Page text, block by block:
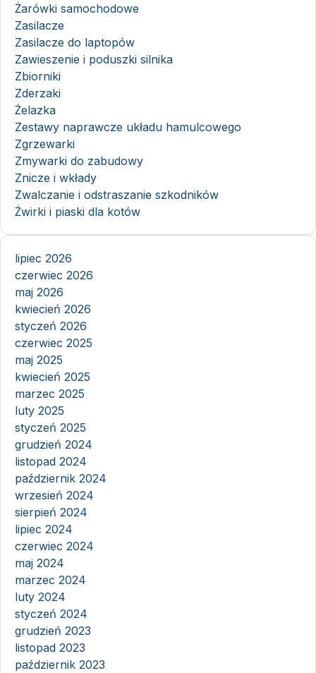
Żarówki samochodowe
Zasilacze
Zasilacze do laptopów
Zawieszenie i poduszki silnika
Zbiorniki
Zderzaki
Żelazka
Zestawy naprawcze układu hamulcowego
Zgrzewarki
Zmywarki do zabudowy
Znicze i wkłady
Zwalczanie i odstraszanie szkodników
Żwirki i piaski dla kotów
lipiec 2026
czerwiec 2026
maj 2026
kwiecień 2026
styczeń 2026
czerwiec 2025
maj 2025
kwiecień 2025
marzec 2025
luty 2025
styczeń 2025
grudzień 2024
listopad 2024
październik 2024
wrzesień 2024
sierpień 2024
lipiec 2024
czerwiec 2024
maj 2024
marzec 2024
luty 2024
styczeń 2024
grudzień 2023
listopad 2023
październik 2023